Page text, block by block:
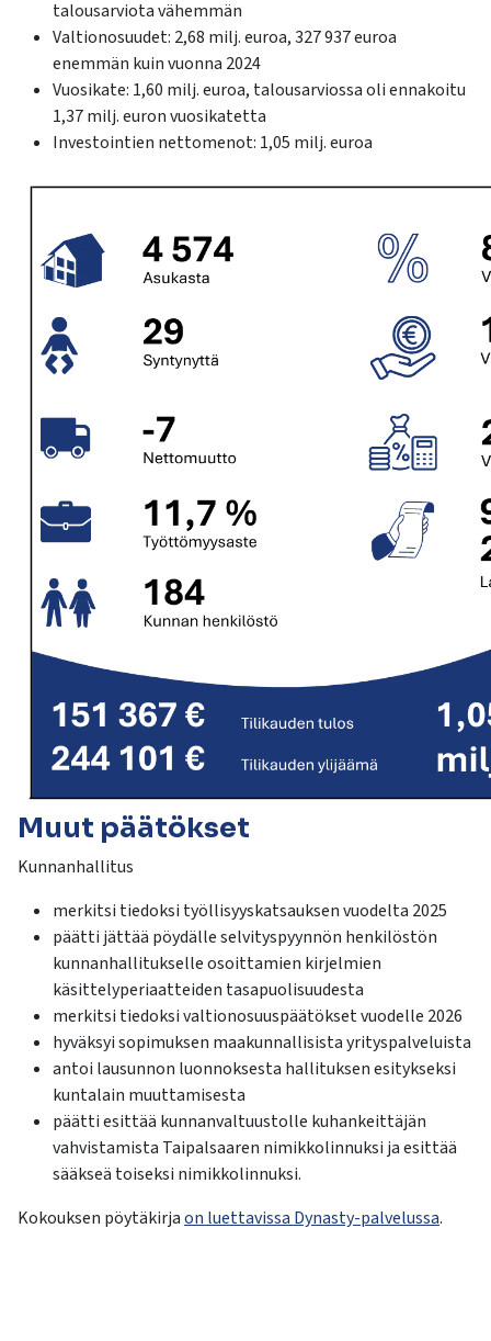
talousarviota vähemmän
Valtionosuudet: 2,68 milj. euroa, 327 937 euroa
enemmän kuin vuonna 2024
Vuosikate: 1,60 milj. euroa, talousarviossa oli ennakoitu
1,37 milj. euron vuosikatetta
Investointien nettomenot: 1,05 milj. euroa
Muut päätökset
Kunnanhallitus
merkitsi tiedoksi työllisyyskatsauksen vuodelta 2025
päätti jättää pöydälle selvityspyynnön henkilöstön
kunnanhallitukselle osoittamien kirjelmien
käsittelyperiaatteiden tasapuolisuudesta
merkitsi tiedoksi valtionosuuspäätökset vuodelle 2026
hyväksyi sopimuksen maakunnallisista yrityspalveluista
antoi lausunnon luonnoksesta hallituksen esitykseksi
kuntalain muuttamisesta
päätti esittää kunnanvaltuustolle kuhankeittäjän
vahvistamista Taipalsaaren nimikkolinnuksi ja esittää
sääkseä toiseksi nimikkolinnuksi.
Kokouksen pöytäkirjaon luettavissa Dynasty-palvelussa.